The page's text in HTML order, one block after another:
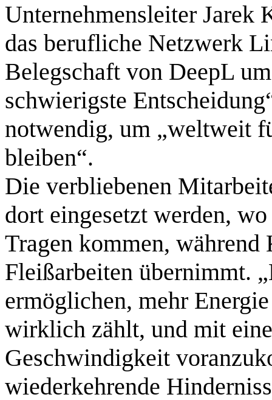
Unternehmensleiter Jarek
das berufliche Netzwerk
Belegschaft von DeepL
schwierigste
notwendig, um „weltweit
bleiben“.
Die verbliebenen
dort eingesetzt werden,
Tragen kommen,
Fleißarbeiten übernimmt.
ermöglichen, mehr
wirklich zählt, und mit
Geschwindigkeit
wiederkehrende